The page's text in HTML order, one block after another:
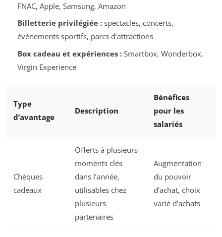
FNAC, Apple, Samsung, Amazon
Billetterie privilégiée :spectacles, concerts,
événements sportifs, parcs d’attractions
Box cadeau et expériences :Smartbox, Wonderbox,
Virgin Experience
Type
d’avantage
Description
Bénéfices
pour les
salariés
Chèques
cadeaux
Offerts à plusieurs
moments clés
dans l’année,
utilisables chez
plusieurs
partenaires
Augmentation
du pouvoir
d’achat, choix
varié d’achats